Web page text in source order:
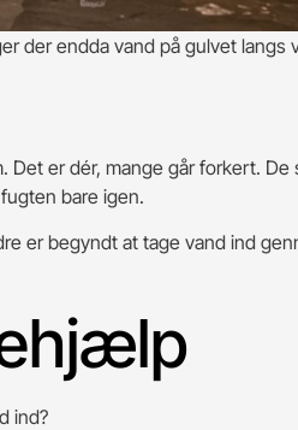
der endda vand på gulvet langs
Det er dér, mange går forkert.
bare igen.
er begyndt at tage vand ind
ind?